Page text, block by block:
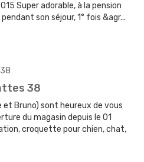
Super adorable, à la pension
son séjour, 1° fois &agr...
38
Bruno) sont heureux de vous
du magasin depuis le 01
croquette pour chien, chat,